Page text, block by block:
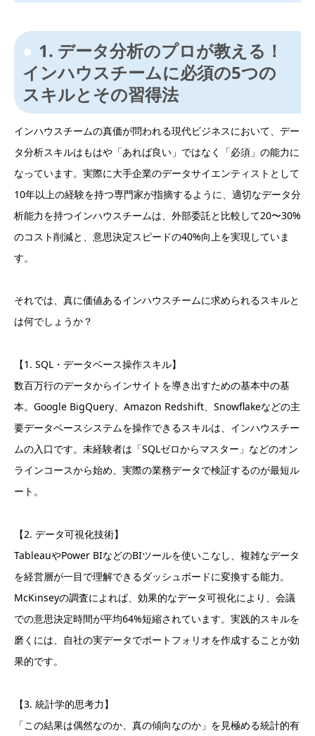
1. データ分析のプロが教える！
インハウスチームに必須の5つの
スキルとその習得法
インハウスチームの真価が問われる現代ビジネスにおいて、デー
タ分析スキルはもはや「あれば良い」ではなく「必須」の能力に
なっています。実際に大手企業のデータサイエンティストとして
10年以上の経験を持つ専門家が指摘するように、適切なデータ分
析能力を持つインハウスチームは、外部委託と比較して20〜30%
のコスト削減と、意思決定スピードの40%向上を実現していま
す。
それでは、真に価値あるインハウスチームに求められるスキルと
は何でしょうか？
【1. SQL・データベース操作スキル】
数百万行のデータからインサイトを導き出すための基本中の基
本。Google BigQuery、Amazon Redshift、Snowflakeなどの主
要データベースシステムを操作できるスキルは、インハウスチー
ムの入口です。未経験者は「SQLゼロからマスター」などのオン
ラインコースから始め、実際の業務データで検証するのが最短ル
ート。
【2. データ可視化技術】
TableauやPower BIなどのBIツールを使いこなし、複雑なデータ
を経営層が一目で理解できるダッシュボードに変換する能力。
McKinseyの調査によれば、効果的なデータ可視化により、会議
での意思決定時間が平均64%短縮されています。実践的スキルを
磨くには、自社の実データでポートフォリオを作成することが効
果的です。
【3. 統計学的思考力】
「この結果は偶然なのか、真の傾向なのか」を見極める統計的有